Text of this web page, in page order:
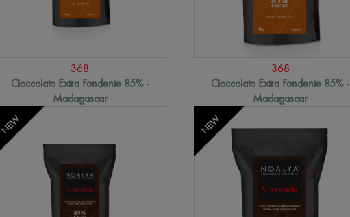
368
Cioccolato Extra Fondente 85% -
Madagascar
368
Cioccolato Extra Fondente 85% -
Madagascar
NEW NEW